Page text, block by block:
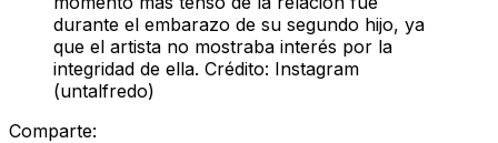
durante el embarazo de su segundo hijo, ya
que el artista no mostraba interés por la
integridad de ella. Crédito: Instagram
(untalfredo)
Comparte: